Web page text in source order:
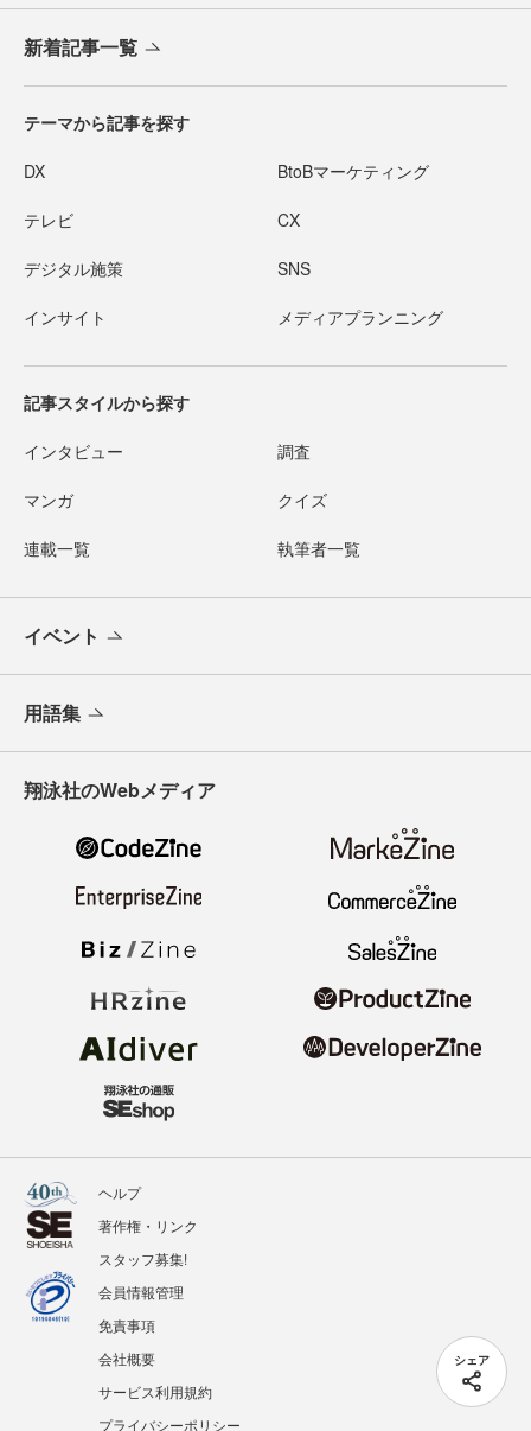
シェア
新着記事一覧
テーマから記事を探す
DX BtoBマーケティング
テレビ CX
デジタル施策 SNS
インサイト メディアプランニング
記事スタイルから探す
インタビュー 調査
マンガ クイズ
連載一覧 執筆者一覧
イベント
用語集
翔泳社のWebメディア
ヘルプ
著作権・リンク
スタッフ募集!
会員情報管理
免責事項
会社概要
サービス利用規約
プライバシーポリシー